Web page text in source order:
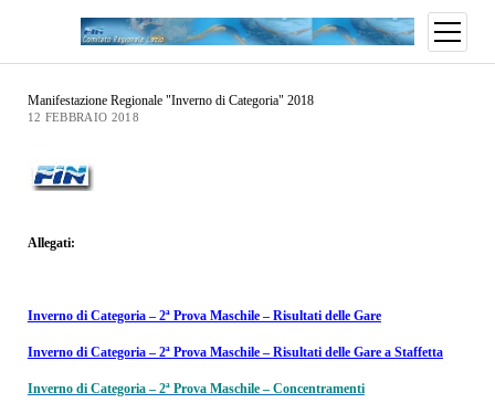
Manifestazione Regionale "Inverno di Categoria" 2018
12 FEBBRAIO 2018
Allegati:
Inverno di Categoria – 2ª Prova Maschile – Risultati delle Gare
Inverno di Categoria – 2ª Prova Maschile – Risultati delle Gare a Staffetta
Inverno di Categoria – 2ª Prova Maschile – Concentramenti